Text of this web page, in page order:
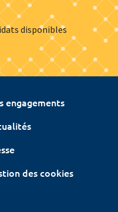
disponibles
engagements
des cookies